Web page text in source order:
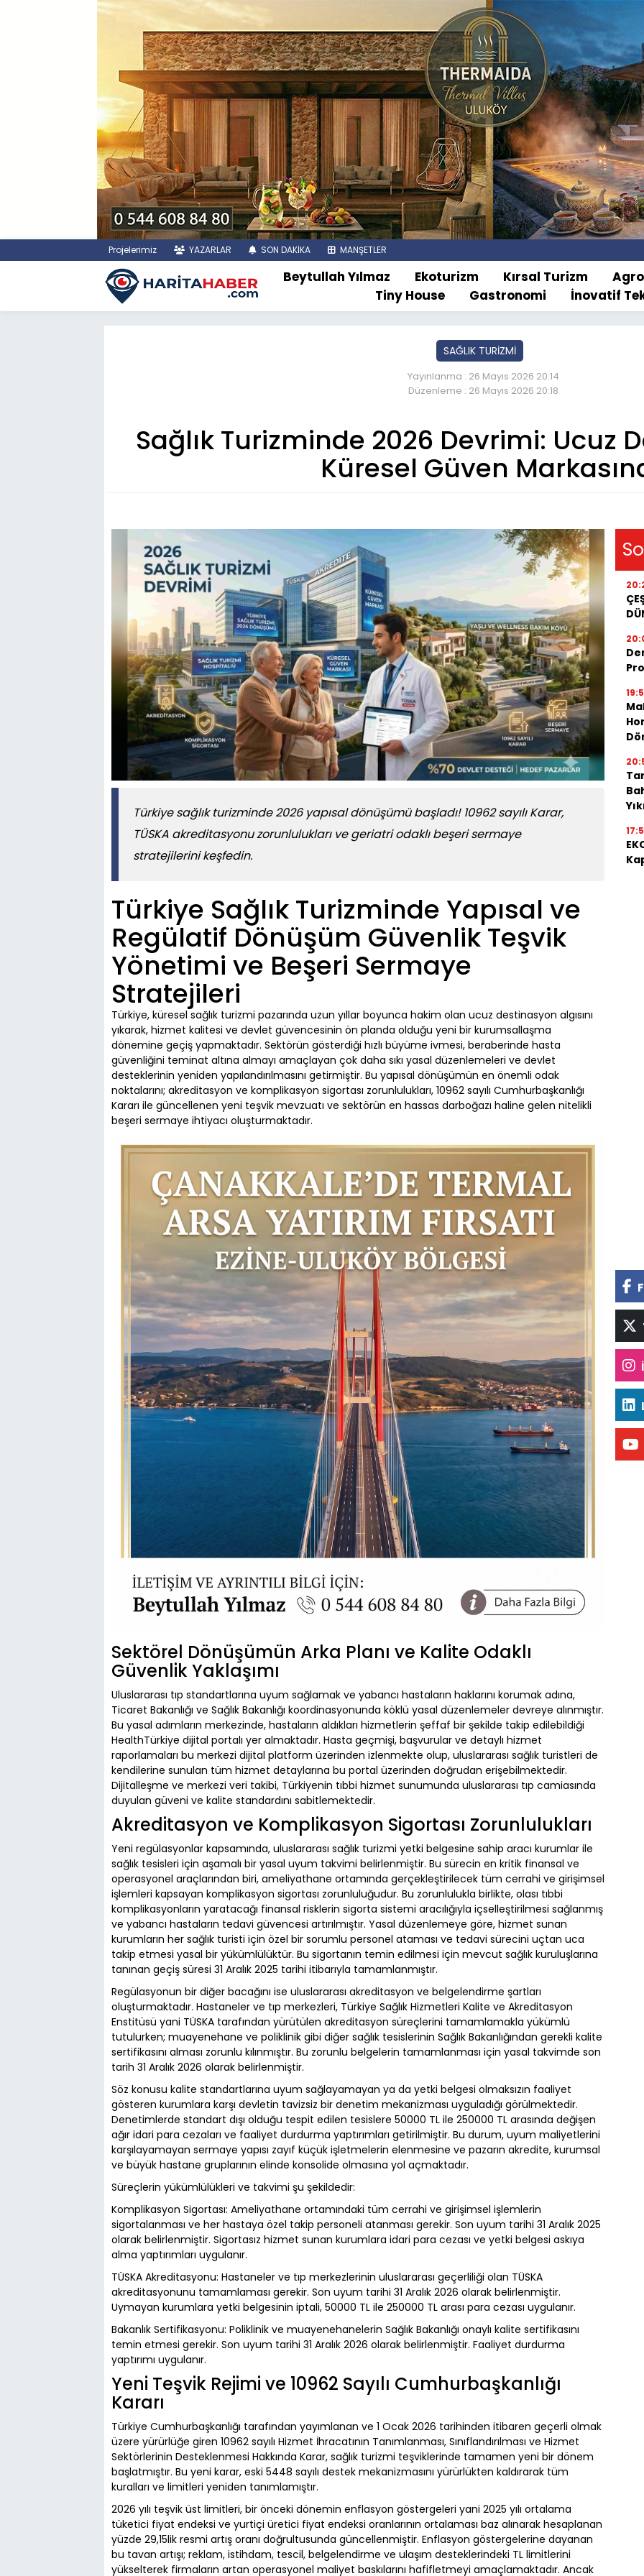
Projelerimiz YAZARLAR SON DAKİKA MANŞETLER
Beytullah Yılmaz Ekoturizm Kırsal Turizm Agro
Tiny House
Gastronomi İnovatif
SAĞLIK TURİZMİ
Yayınlanma : 26 Mayıs 2026 20:14
Düzenleme : 26 Mayıs 2026 20:18
Sağlık Turizminde 2026 Devrimi: Ucuz
Küresel Güven
Türkiye sağlık turizminde 2026 yapısal dönüşümü başladı! 10962 sayılı Karar,
TÜSKA akreditasyonu zorunlulukları ve geriatri odaklı beşeri sermaye
stratejilerini keşfedin.
Türkiye Sağlık Turizminde Yapısal ve
Regülatif Dönüşüm Güvenlik Teşvik
Yönetimi ve Beşeri Sermaye
Stratejileri
Türkiye, küresel sağlık turizmi pazarında uzun yıllar boyunca hakim olan ucuz destinasyon algısını
yıkarak, hizmet kalitesi ve devlet güvencesinin ön planda olduğu yeni bir kurumsallaşma
dönemine geçiş yapmaktadır. Sektörün gösterdiği hızlı büyüme ivmesi, beraberinde hasta
güvenliğini teminat altına almayı amaçlayan çok daha sıkı yasal düzenlemeleri ve devlet
desteklerinin yeniden yapılandırılmasını getirmiştir. Bu yapısal dönüşümün en önemli odak
noktalarını; akreditasyon ve komplikasyon sigortası zorunlulukları, 10962 sayılı Cumhurbaşkanlığı
Kararı ile güncellenen yeni teşvik mevzuatı ve sektörün en hassas darboğazı haline gelen nitelikli
beşeri sermaye ihtiyacı oluşturmaktadır.
Sektörel Dönüşümün Arka Planı ve Kalite Odaklı
Güvenlik Yaklaşımı
Uluslararası tıp standartlarına uyum sağlamak ve yabancı hastaların haklarını korumak adına,
Ticaret Bakanlığı ve Sağlık Bakanlığı koordinasyonunda köklü yasal düzenlemeler devreye alınmıştır.
Bu yasal adımların merkezinde, hastaların aldıkları hizmetlerin şeffaf bir şekilde takip edilebildiği
HealthTürkiye dijital portalı yer almaktadır. Hasta geçmişi, başvurular ve detaylı hizmet
raporlamaları bu merkezi dijital platform üzerinden izlenmekte olup, uluslararası sağlık turistleri de
kendilerine sunulan tüm hizmet detaylarına bu portal üzerinden doğrudan erişebilmektedir.
Dijitalleşme ve merkezi veri takibi, Türkiyenin tıbbi hizmet sunumunda uluslararası tıp camiasında
duyulan güveni ve kalite standardını sabitlemektedir.
Akreditasyon ve Komplikasyon Sigortası Zorunlulukları
Yeni regülasyonlar kapsamında, uluslararası sağlık turizmi yetki belgesine sahip aracı kurumlar ile
sağlık tesisleri için aşamalı bir yasal uyum takvimi belirlenmiştir. Bu sürecin en kritik finansal ve
operasyonel araçlarından biri, ameliyathane ortamında gerçekleştirilecek tüm cerrahi ve girişimsel
işlemleri kapsayan komplikasyon sigortası zorunluluğudur. Bu zorunlulukla birlikte, olası tıbbi
komplikasyonların yaratacağı finansal risklerin sigorta sistemi aracılığıyla içselleştirilmesi sağlanmış
ve yabancı hastaların tedavi güvencesi artırılmıştır. Yasal düzenlemeye göre, hizmet sunan
kurumların her sağlık turisti için özel bir sorumlu personel ataması ve tedavi sürecini uçtan uca
takip etmesi yasal bir yükümlülüktür. Bu sigortanın temin edilmesi için mevcut sağlık kuruluşlarına
tanınan geçiş süresi 31 Aralık 2025 tarihi itibarıyla tamamlanmıştır.
Regülasyonun bir diğer bacağını ise uluslararası akreditasyon ve belgelendirme şartları
oluşturmaktadır. Hastaneler ve tıp merkezleri, Türkiye Sağlık Hizmetleri Kalite ve Akreditasyon
Enstitüsü yani TÜSKA tarafından yürütülen akreditasyon süreçlerini tamamlamakla yükümlü
tutulurken; muayenehane ve poliklinik gibi diğer sağlık tesislerinin Sağlık Bakanlığından gerekli kalite
sertifikasını alması zorunlu kılınmıştır. Bu zorunlu belgelerin tamamlanması için yasal takvimde son
tarih 31 Aralık 2026 olarak belirlenmiştir.
Söz konusu kalite standartlarına uyum sağlayamayan ya da yetki belgesi olmaksızın faaliyet
gösteren kurumlara karşı devletin tavizsiz bir denetim mekanizması uyguladığı görülmektedir.
Denetimlerde standart dışı olduğu tespit edilen tesislere 50000 TL ile 250000 TL arasında değişen
ağır idari para cezaları ve faaliyet durdurma yaptırımları getirilmiştir. Bu durum, uyum maliyetlerini
karşılayamayan sermaye yapısı zayıf küçük işletmelerin elenmesine ve pazarın akredite, kurumsal
ve büyük hastane gruplarının elinde konsolide olmasına yol açmaktadır.
Süreçlerin yükümlülükleri ve takvimi şu şekildedir:
Komplikasyon Sigortası: Ameliyathane ortamındaki tüm cerrahi ve girişimsel işlemlerin
sigortalanması ve her hastaya özel takip personeli atanması gerekir. Son uyum tarihi 31 Aralık 2025
olarak belirlenmiştir. Sigortasız hizmet sunan kurumlara idari para cezası ve yetki belgesi askıya
alma yaptırımları uygulanır.
TÜSKA Akreditasyonu: Hastaneler ve tıp merkezlerinin uluslararası geçerliliği olan TÜSKA
akreditasyonunu tamamlaması gerekir. Son uyum tarihi 31 Aralık 2026 olarak belirlenmiştir.
Uymayan kurumlara yetki belgesinin iptali, 50000 TL ile 250000 TL arası para cezası uygulanır.
Bakanlık Sertifikasyonu: Poliklinik ve muayenehanelerin Sağlık Bakanlığı onaylı kalite sertifikasını
temin etmesi gerekir. Son uyum tarihi 31 Aralık 2026 olarak belirlenmiştir. Faaliyet durdurma
yaptırımı uygulanır.
Yeni Teşvik Rejimi ve 10962 Sayılı Cumhurbaşkanlığı
Kararı
Türkiye Cumhurbaşkanlığı tarafından yayımlanan ve 1 Ocak 2026 tarihinden itibaren geçerli olmak
üzere yürürlüğe giren 10962 sayılı Hizmet İhracatının Tanımlanması, Sınıflandırılması ve Hizmet
Sektörlerinin Desteklenmesi Hakkında Karar, sağlık turizmi teşviklerinde tamamen yeni bir dönem
başlatmıştır. Bu yeni karar, eski 5448 sayılı destek mekanizmasını yürürlükten kaldırarak tüm
kuralları ve limitleri yeniden tanımlamıştır.
2026 yılı teşvik üst limitleri, bir önceki dönemin enflasyon göstergeleri yani 2025 yılı ortalama
tüketici fiyat endeksi ve yurtiçi üretici fiyat endeksi oranlarının ortalaması baz alınarak hesaplanan
yüzde 29,15lik resmi artış oranı doğrultusunda güncellenmiştir. Enflasyon göstergelerine dayanan
bu tavan artışı; reklam, istihdam, tescil, belgelendirme ve ulaşım desteklerindeki TL limitlerini
yükselterek firmaların artan operasyonel maliyet baskılarını hafifletmeyi amaçlamaktadır. Ancak